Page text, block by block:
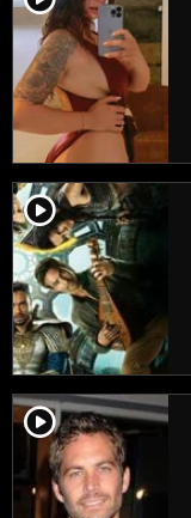
player2
player2